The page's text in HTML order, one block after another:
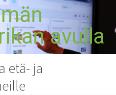
avulla
etä- ja